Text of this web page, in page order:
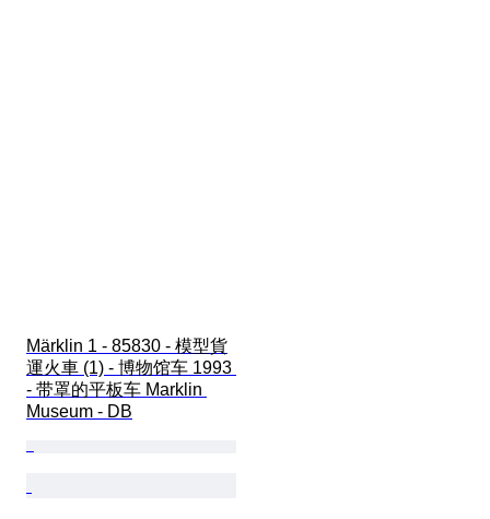
Märklin 1 - 85830 - 模型貨
運火車 (1) - 博物馆车 1993
- 带罩的平板车 Marklin
Museum - DB